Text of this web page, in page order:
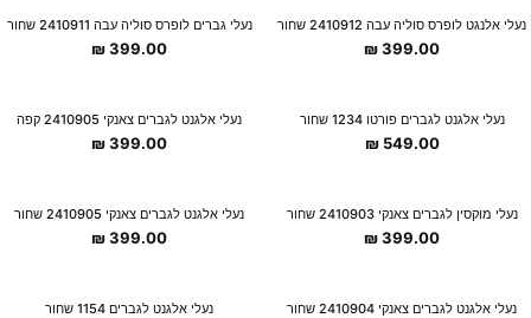
New Collection
נעלי אלנגט לופרס סוליה עבה 2410912 שחור
399.00
₪
New Collection
נעלי גברים לופרס סוליה עבה 2410911 שחור
399.00
₪
נעלי אלגנט לגברים פורטו 1234 שחור
549.00
₪
נעלי אלגנט לגברים צאנקי 2410905 קפה
399.00
₪
נעלי מוקסין לגברים צאנקי 2410903 שחור
399.00
₪
נעלי אלגנט לגברים צאנקי 2410905 שחור
399.00
₪
נעלי אלגנט לגברים צאנקי 2410904 שחור נעלי אלגנט לגברים 1154 שחור